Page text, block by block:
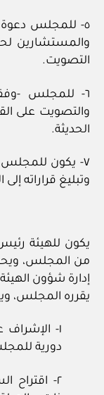
٥- للمجلس
والمستشارين
التصويت.
٦- للمجلس -
والتصويت على
الحديثة.
٧- يكون للمجلس
وتبليغ قراراته
يكون للهيئة
من المجلس، ويحدد
إدارة شؤون
يقرره المجلس،
١- الإشراف
دورية
٢- اقتراح